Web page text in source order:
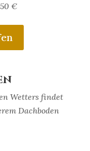
€
Wetters findet
Dachboden